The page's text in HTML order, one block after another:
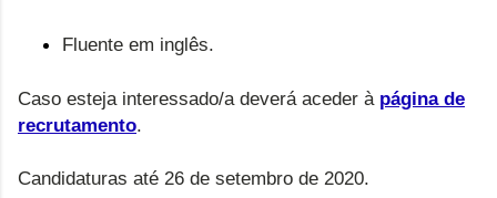
Fluente em inglês.
Caso esteja interessado/a deverá aceder à página de
recrutamento.
Candidaturas até 26 de setembro de 2020.